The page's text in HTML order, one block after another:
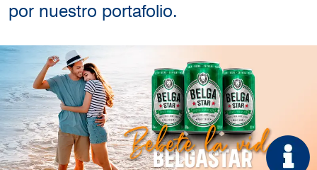
por nuestro portafolio.